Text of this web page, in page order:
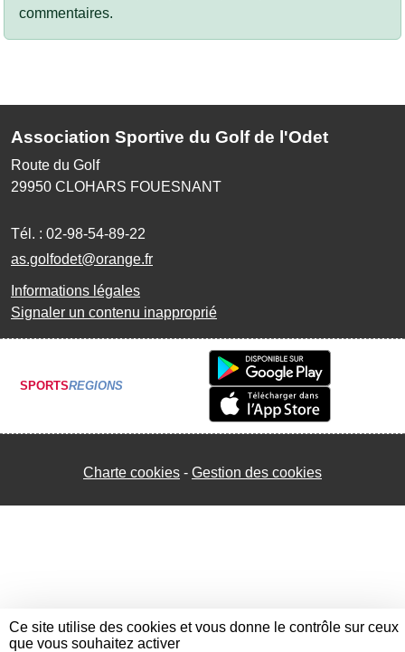
commentaires.
Association Sportive du Golf de l'Odet
Route du Golf
29950 CLOHARS FOUESNANT
Tél. : 02-98-54-89-22
as.golfodet@orange.fr
Informations légales
Signaler un contenu inapproprié
SPORTSREGIONS
Charte cookies Gestion des cookies
Ce site utilise des cookies et vous donne le contrôle sur ceux
que vous souhaitez activer